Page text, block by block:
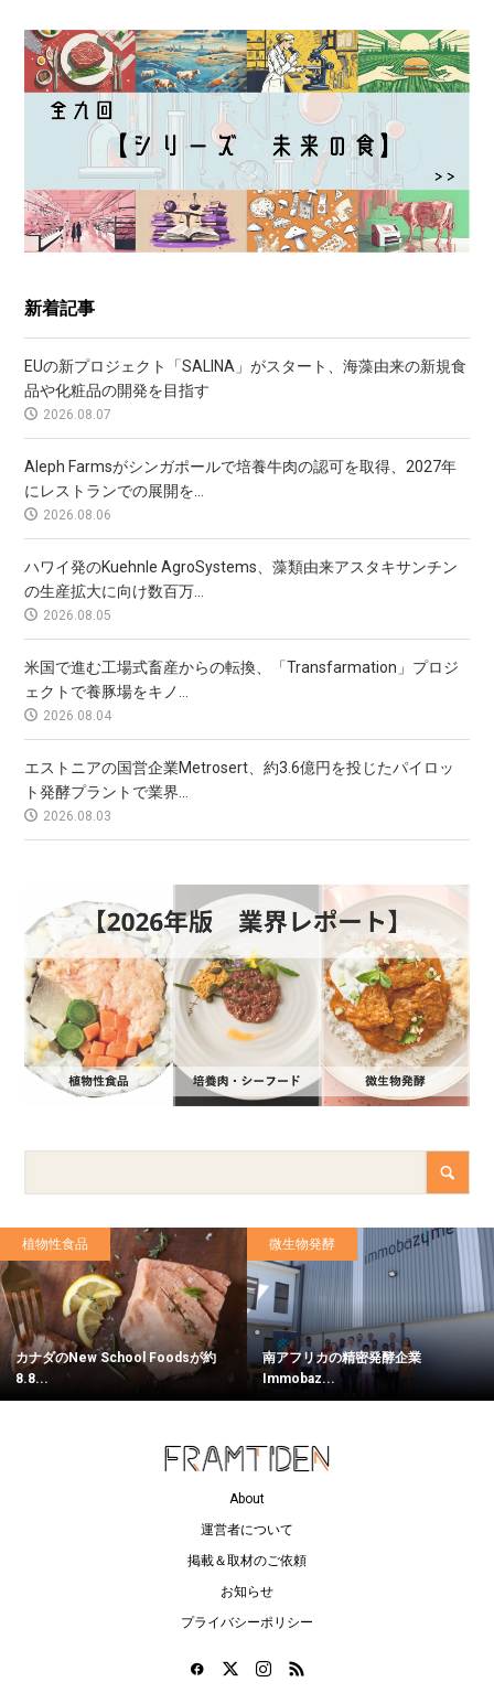
新着記事
EUの新プロジェクト「SALINA」がスタート、海藻由来の新規食
品や化粧品の開発を目指す
2026.08.07
Aleph Farmsがシンガポールで培養牛肉の認可を取得、2027年
にレストランでの展開を...
2026.08.06
ハワイ発のKuehnle AgroSystems、藻類由来アスタキサンチン
の生産拡大に向け数百万...
2026.08.05
米国で進む工場式畜産からの転換、「Transfarmation」プロジ
ェクトで養豚場をキノ...
2026.08.04
エストニアの国営企業Metrosert、約3.6億円を投じたパイロッ
ト発酵プラントで業界...
2026.08.03
植物性食品
カナダのNew School Foodsが約
8.8...
微生物発酵
南アフリカの精密発酵企業
Immobaz...
About
運営者について
掲載＆取材のご依頼
お知らせ
プライバシーポリシー